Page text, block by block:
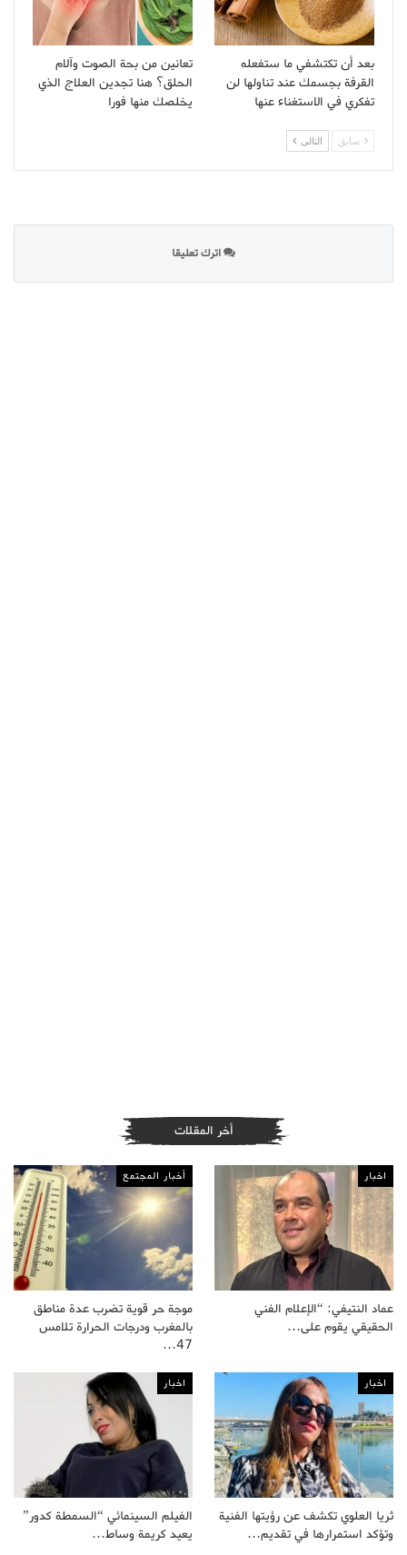
بعد أن تكتشفي ما ستفعله
القرفة بجسمك عند تناولها لن
تفكري في الاستغناء عنها
تعانين من بحة الصوت وآلام
الحلق؟ هنا تجدين العلاج الذي
يخلصك منها فورا
سابق التالى
اترك تعليقا
أخر المقلات
اخبار
عماد النتيفي: “الإعلام الفني
الحقيقي يقوم على…
أخبار المجتمع
موجة حر قوية تضرب عدة مناطق
بالمغرب ودرجات الحرارة تلامس
47…
اخبار
ثريا العلوي تكشف عن رؤيتها الفنية
وتؤكد استمرارها في تقديم…
اخبار
الفيلم السينمائي “السمطة كدور”
يعيد كريمة وساط…